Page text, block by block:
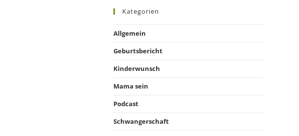
Kategorien
Allgemein
Geburtsbericht
Kinderwunsch
Mama sein
Podcast
Schwangerschaft